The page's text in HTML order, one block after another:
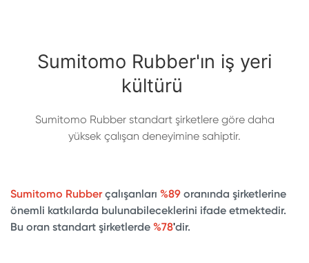
Sumitomo Rubber'ın iş yeri
kültürü
Sumitomo Rubber standart şirketlere göre daha
yüksek çalışan deneyimine sahiptir.
Sumitomo Rubberçalışanları %89 oranında şirketlerine
önemli katkılarda bulunabileceklerini ifade etmektedir.
Bu oran standart şirketlerde %78'dir.